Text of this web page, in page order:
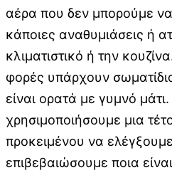
αέρα που δεν μπορούμε
κάποιες αναθυμιάσεις ή
κλιματιστικό ή την
φορές υπάρχουν
είναι ορατά με γυμνό
χρησιμοποιήσουμε μια
προκειμένου να
επιβεβαιώσουμε ποια